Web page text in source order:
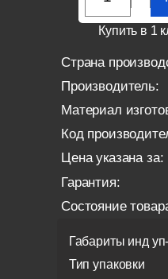
Купить в 1
Страна
Производитель:
Материал
Код
Цена указана за:
Гарантия:
Состояние
Габариты инд
Тип упаковки